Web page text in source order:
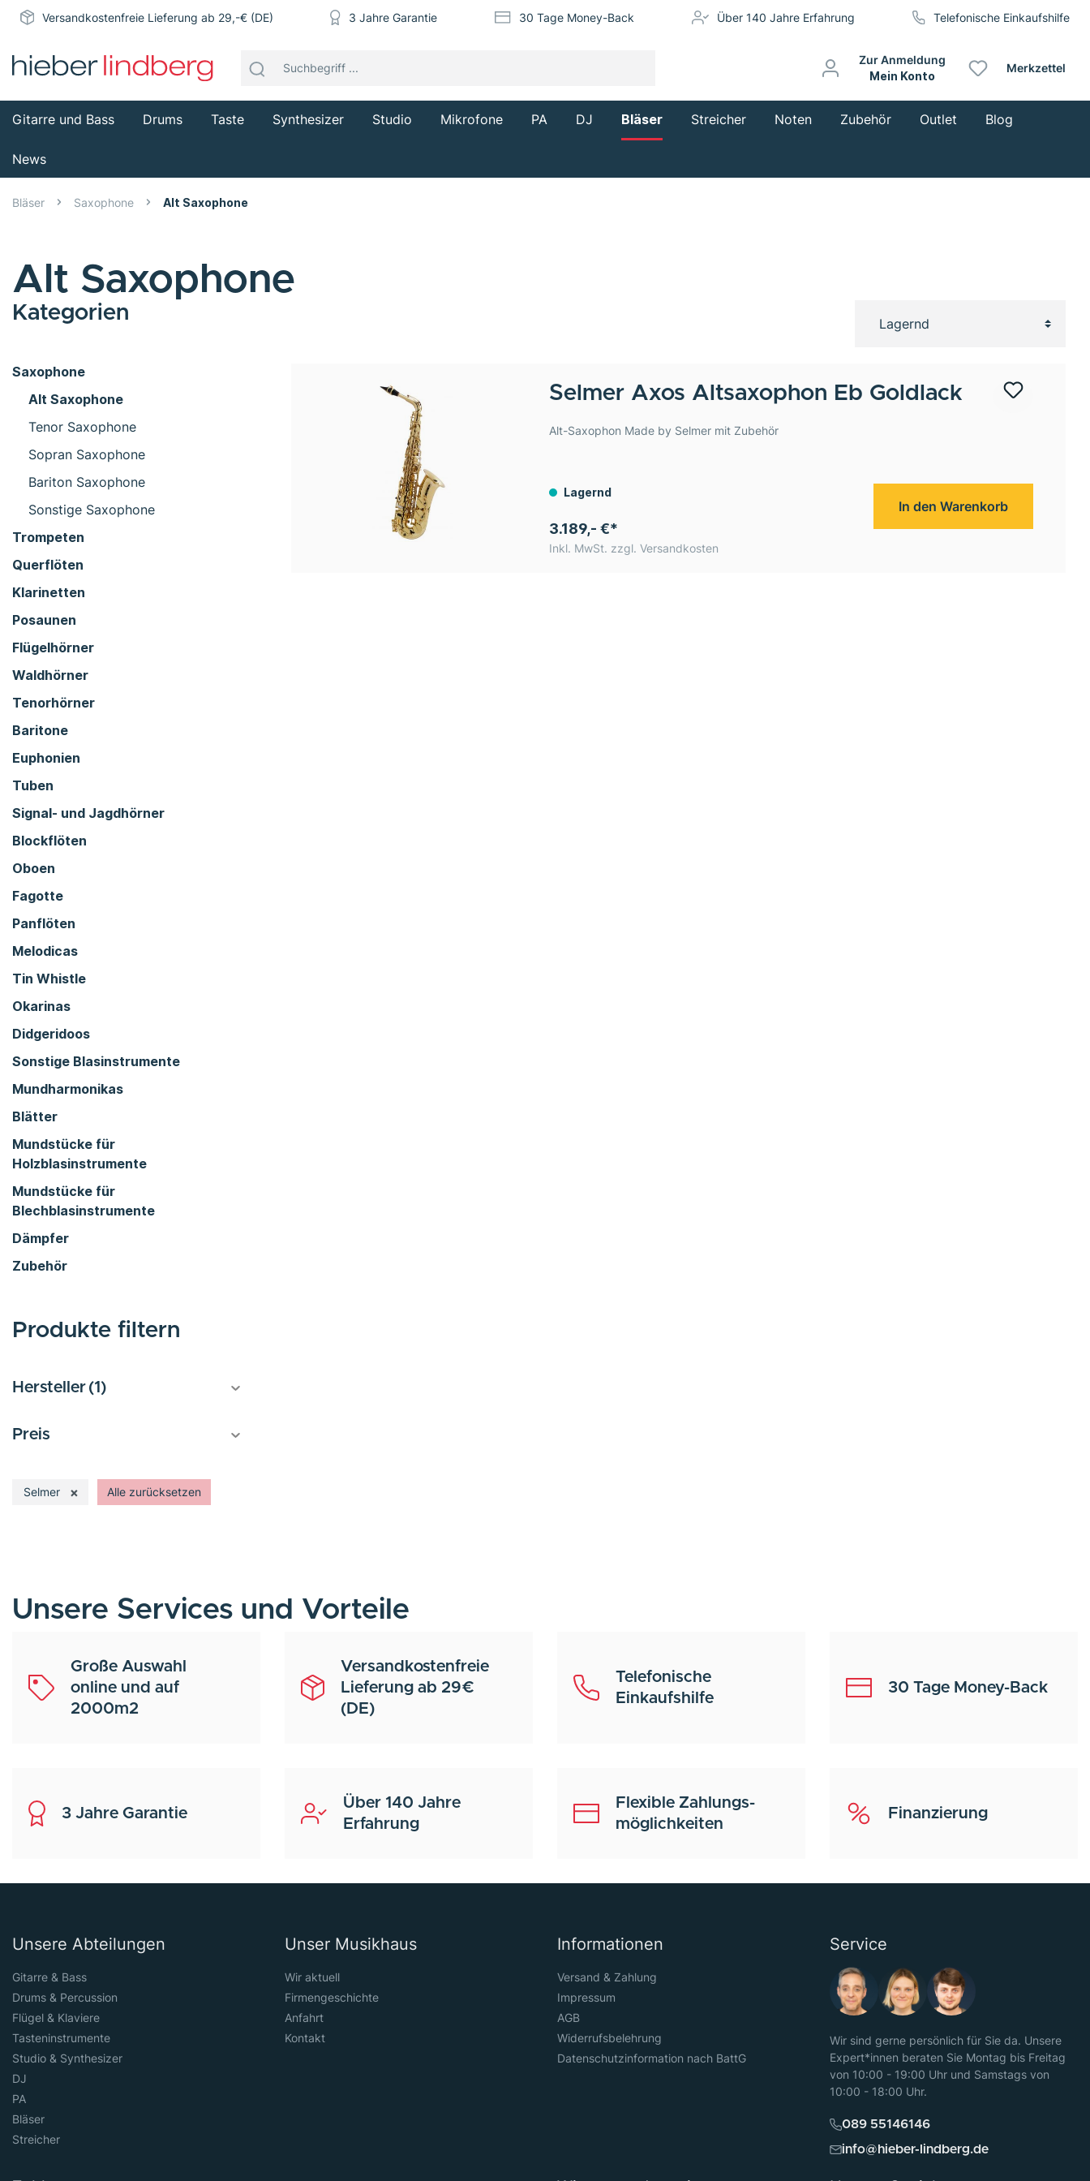
Versandkostenfreie Lieferung ab 29,-€ (DE) 3 Jahre Garantie 30 Tage Money-Back Über 140 Jahre Erfahrung Telefonische Einkaufshilfe
Zur Anmeldung
Mein Konto
Merkzettel
Gitarre und Bass Drums Taste Synthesizer Studio Mikrofone PA DJ Bläser Streicher Noten Zubehör Outlet Blog
News
Bläser Saxophone Alt Saxophone
Alt Saxophone
Kategorien
Saxophone
Alt Saxophone
Tenor Saxophone
Sopran Saxophone
Bariton Saxophone
Sonstige Saxophone
Trompeten
Querflöten
Klarinetten
Posaunen
Flügelhörner
Waldhörner
Tenorhörner
Baritone
Euphonien
Tuben
Signal- und Jagdhörner
Blockflöten
Oboen
Fagotte
Panflöten
Melodicas
Tin Whistle
Okarinas
Didgeridoos
Sonstige Blasinstrumente
Mundharmonikas
Blätter
Mundstücke für
Holzblasinstrumente
Mundstücke für
Blechblasinstrumente
Dämpfer
Zubehör
Produkte filtern
Hersteller (1)
Preis
Selmer × Alle zurücksetzen
Selmer Axos Altsaxophon Eb Goldlack
Alt-Saxophon Made by Selmer mit Zubehör
Lagernd
3.189,- €*
Inkl. MwSt. zzgl. Versandkosten
In den Warenkorb
Unsere Services und Vorteile
Große Auswahl
online und auf
2000m2
Versandkostenfreie
Lieferung ab 29€
(DE)
Telefonische
Einkaufshilfe
30 Tage Money-Back
3 Jahre Garantie
Über 140 Jahre
Erfahrung
Flexible Zahlungs-
möglichkeiten
Finanzierung
Unsere Abteilungen
Gitarre & Bass
Drums & Percussion
Flügel & Klaviere
Tasteninstrumente
Studio & Synthesizer
DJ
PA
Bläser
Streicher
Unser Musikhaus
Wir aktuell
Firmengeschichte
Anfahrt
Kontakt
Informationen
Versand & Zahlung
Impressum
AGB
Widerrufsbelehrung
Datenschutzinformation nach BattG
Service
Wir sind gerne persönlich für Sie da. Unsere
Expert*innen beraten Sie Montag bis Freitag
von 10:00 - 19:00 Uhr und Samstags von
10:00 - 18:00 Uhr.
089 55146146
info@hieber-lindberg.de